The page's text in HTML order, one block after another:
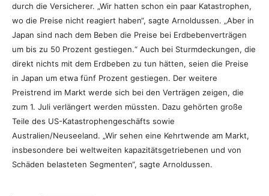
durch die Versicherer. „Wir hatten schon ein paar Katastrophen,
wo die Preise nicht reagiert haben“, sagte Arnoldussen. „Aber in
Japan sind nach dem Beben die Preise bei Erdbebenverträgen
um bis zu 50 Prozent gestiegen.“ Auch bei Sturmdeckungen, die
direkt nichts mit dem Erdbeben zu tun hätten, seien die Preise
in Japan um etwa fünf Prozent gestiegen. Der weitere
Preistrend im Markt werde sich bei den Verträgen zeigen, die
zum 1. Juli verlängert werden müssten. Dazu gehörten große
Teile des US-Katastrophengeschäfts sowie
Australien/Neuseeland. „Wir sehen eine Kehrtwende am Markt,
insbesondere bei weltweiten kapazitätsgetriebenen und von
Schäden belasteten Segmenten“, sagte Arnoldussen.